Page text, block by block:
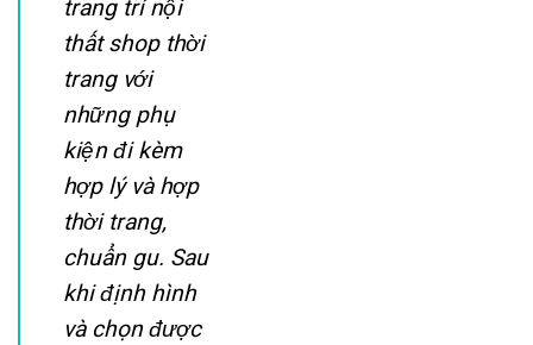
trang trí nội
thất shop thời
trang với
những phụ
kiện đi kèm
hợp lý và hợp
thời trang,
chuẩn gu. Sau
khi định hình
và chọn được